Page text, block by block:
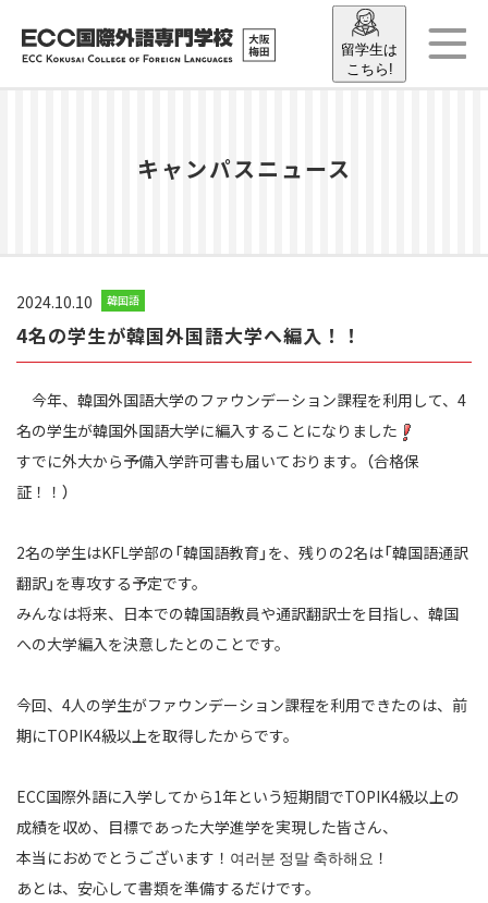
留学生は
こちら!
キャンパスニュース
2024.10.10 韓国語
4名の学生が韓国外国語大学へ編入！！
今年、韓国外国語大学のファウンデーション課程を利用して、4
名の学生が韓国外国語大学に編入することになりました
すでに外大から予備入学許可書も届いております。（合格保
証！！）
2名の学生はKFL学部の「韓国語教育」を、残りの2名は「韓国語通訳
翻訳」を専攻する予定です。
みんなは将来、日本での韓国語教員や通訳翻訳士を目指し、韓国
への大学編入を決意したとのことです。
今回、4人の学生がファウンデーション課程を利用できたのは、前
期にTOPIK4級以上を取得したからです。
ECC国際外語に入学してから1年という短期間でTOPIK4級以上の
成績を収め、目標であった大学進学を実現した皆さん、
本当におめでとうございます！여러분 정말 축하해요！
あとは、安心して書類を準備するだけです。